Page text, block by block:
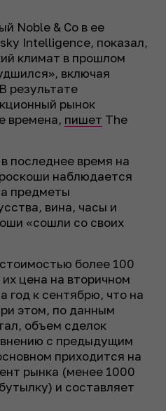
Noble & Co в ее
Intelligence, показал,
климат в прошлом
включая
результате
рынок
времена, пишет The
последнее время на
наблюдается
предметы
вина, часы и
«сошли со своих
более 100
цена на вторичном
год к сентябрю, что на
этом, по данным
объем сделок
с предыдущим
приходится на
рынка (менее 1000
и составляет